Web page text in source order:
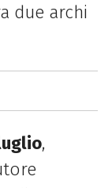
due archi
,